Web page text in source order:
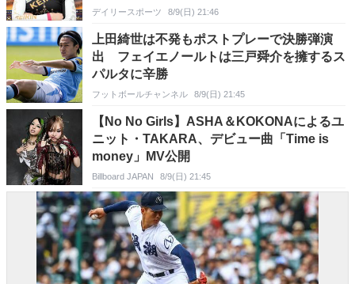
デイリースポーツ 8/9(日) 21:46
上田綺世は不発もポストプレーで決勝弾演
出 フェイエノールトは三戸舜介を擁するス
パルタに辛勝
フットボールチャンネル 8/9(日) 21:45
【No No Girls】ASHA＆KOKONAによるユ
ニット・TAKARA、デビュー曲「Time is
money」MV公開
Billboard JAPAN 8/9(日) 21:45